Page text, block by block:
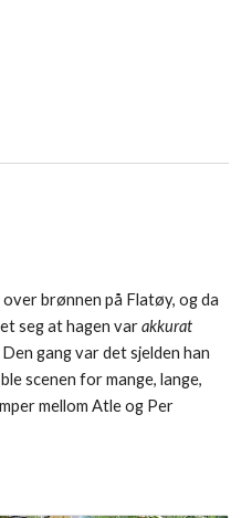
brønnen på Flatøy, og da
seg at hagen varakkurat
Den gang var det sjelden han
scenen for mange, lange,
mellom Atle og Per